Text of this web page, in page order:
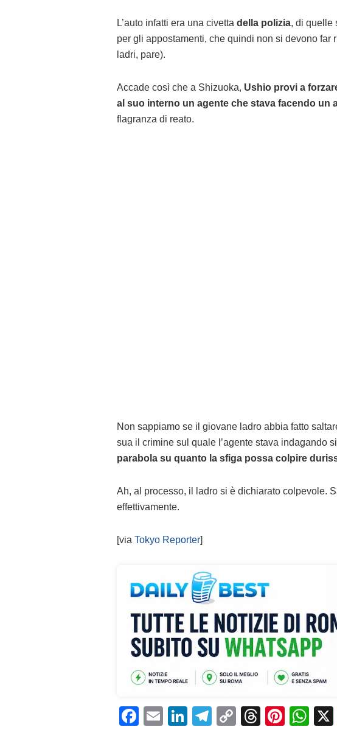
L’auto infatti era una civetta della polizia, di quelle
per gli appostamenti, che quindi non si devono far
ladri, pare).
Accade così che a Shizuoka, Ushio provi a
al suo interno un agente che stava facendo un
flagranza di reato.
Non sappiamo se il giovane ladro abbia fatto
sua il crimine sul quale l’agente stava indagando
parabola su quanto la sfiga possa colpire
Ah, al processo, il ladro si è dichiarato colpevole.
effettivamente.
[via Tokyo Reporter]
F
E
Li T
C
T
Pi W